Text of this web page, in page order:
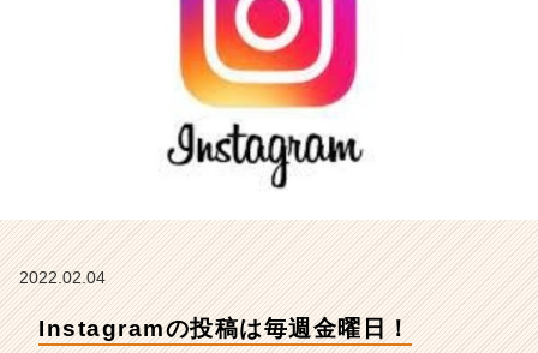
会
S
T
R
C
R
の
タ
2022.02.04
Instagramの投稿は毎週金曜日！